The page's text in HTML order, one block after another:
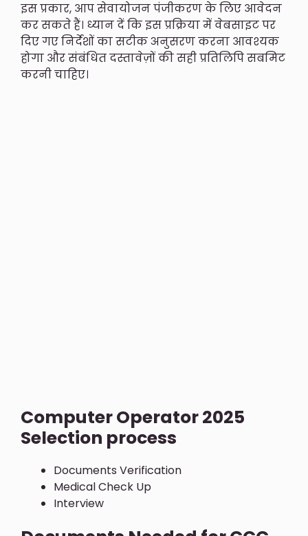
इस प्रकार, आप सेवायोजन पंजीकरण के लिए आवेदन
कर सकते हैं। ध्यान दें कि इस प्रक्रिया में वेबसाइट पर
दिए गए निर्देशों का सटीक अनुसरण करना आवश्यक
होगा और संबंधित दस्तावेज़ों की सही प्रतिलिपि सबमिट
करनी चाहिए।
Computer Operator 2025
Selection process
Documents Verification
Medical Check Up
Interview